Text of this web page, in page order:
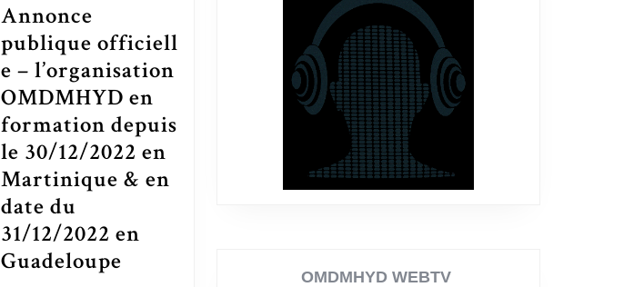
Annonce
publique officiell
e – l’organisation
OMDMHYD en
formation depuis
le 30/12/2022 en
Martinique & en
date du
31/12/2022 en
GuadeloupeAnnonce publique officielle – l’organisation OMDMHYD en formation depuis le 30/12/2022 en Martinique & en date du 31/12/2022 en Guadeloupe OMDMHYD WEBTV